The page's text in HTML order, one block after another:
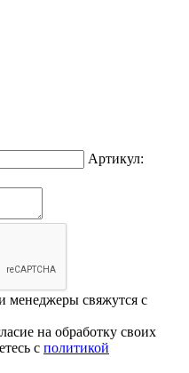
Артикул:
свяжутся с
на обработку своих
с политикой